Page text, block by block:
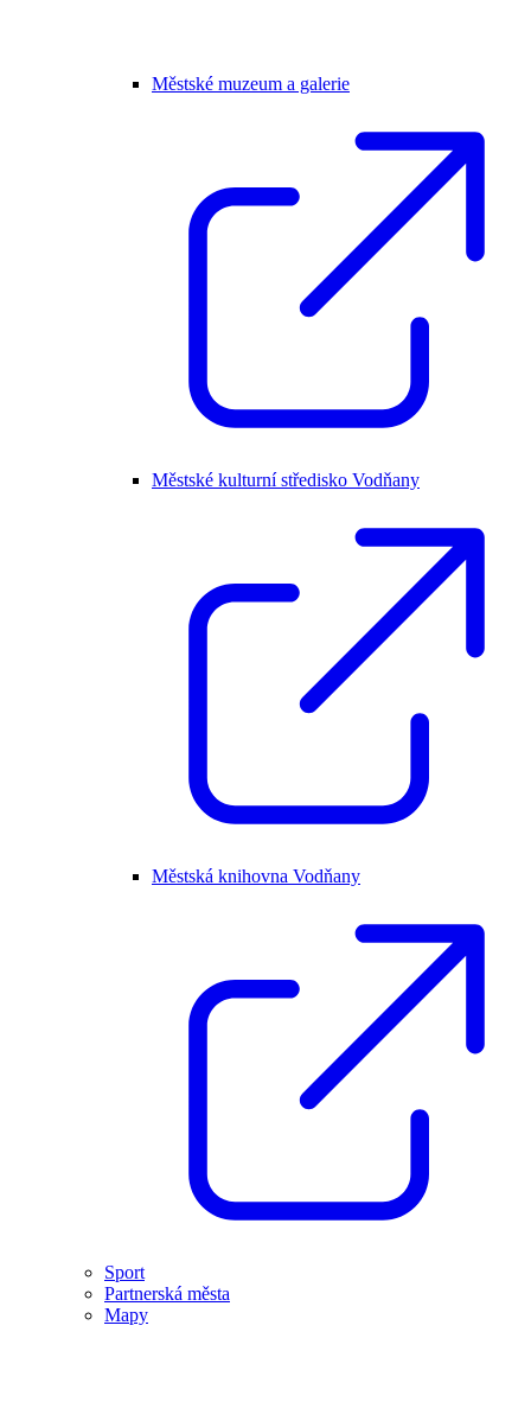
Městské muzeum a galerie
Městské kulturní středisko Vodňany
Městská knihovna Vodňany
Sport
Partnerská města
Mapy